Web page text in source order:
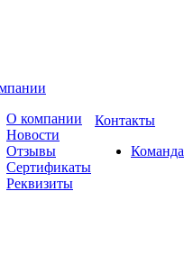
О компании
Новости
Отзывы
Сертификаты
Реквизиты
Контакты
Команда